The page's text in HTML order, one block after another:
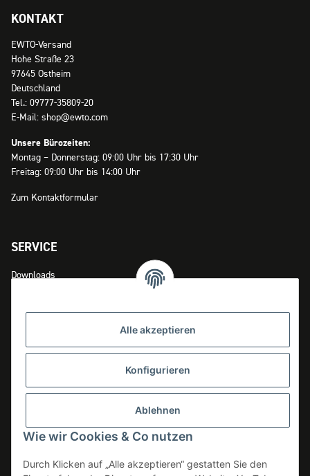
KONTAKT
EWTO-Versand
Hohe Straße 23
97645 Ostheim
Deutschland
Tel.: 09777-35809-20
E-Mail: shop@ewto.com
Unsere Bürozeiten:
Montag – Donnerstag: 09:00 Uhr bis 17:30 Uhr
Freitag: 09:00 Uhr bis 14:00 Uhr
Zum Kontaktformular
SERVICE
Downloads
Widerrufsrecht
INFOS
Alle akzeptieren
Konfigurieren
Ablehnen
Wie wir Cookies & Co nutzen
Durch Klicken auf „Alle akzeptieren“ gestatten Sie den